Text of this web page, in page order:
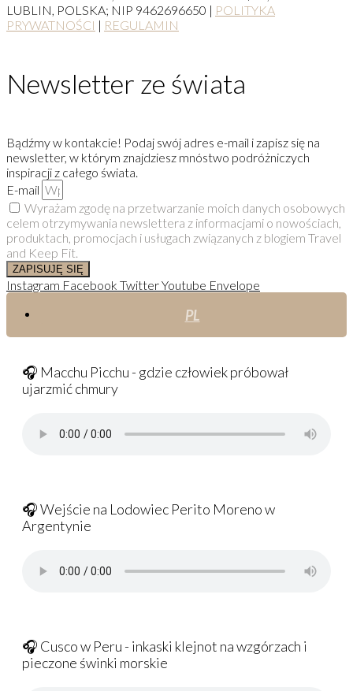
LUBLIN, POLSKA; NIP 9462696650 | POLITYKA
PRYWATNOŚCI | REGULAMIN
Newsletter ze świata
Bądźmy w kontakcie! Podaj swój adres e-mail i zapisz się na
newsletter, w którym znajdziesz mnóstwo podróżniczych
inspiracji z całego świata.
E-mail
Wyrażam zgodę na przetwarzanie moich danych osobowych
celem otrzymywania newslettera z informacjami o nowościach,
produktach, promocjach i usługach związanych z blogiem Travel
and Keep Fit.
ZAPISUJĘ SIĘ
Instagram Facebook TwitterYoutube Envelope
PL
🎧 Macchu Picchu - gdzie człowiek próbował
ujarzmić chmury
🎧 Wejście na Lodowiec Perito Moreno w
Argentynie
🎧 Cusco w Peru - inkaski klejnot na wzgórzach i
pieczone świnki morskie